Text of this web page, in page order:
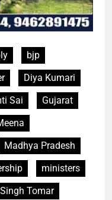
bjp
Diya Kumari
Sai
Gujarat
Madhya Pradesh
ministers
Tomar